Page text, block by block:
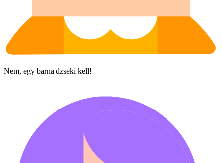
Nem, egy barna dzseki kell!